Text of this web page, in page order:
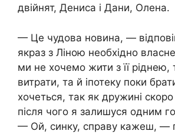
двійнят, Дениса і Дани, Олена.
— Це чудова новина, —
якраз з Ліною необхідно
ми не хочемо жити з її ріднею,
витрати, та й іпотеку поки
хочеться, так як дружині
після чого я залишуся одним
— Ой, синку, справу кажеш, —